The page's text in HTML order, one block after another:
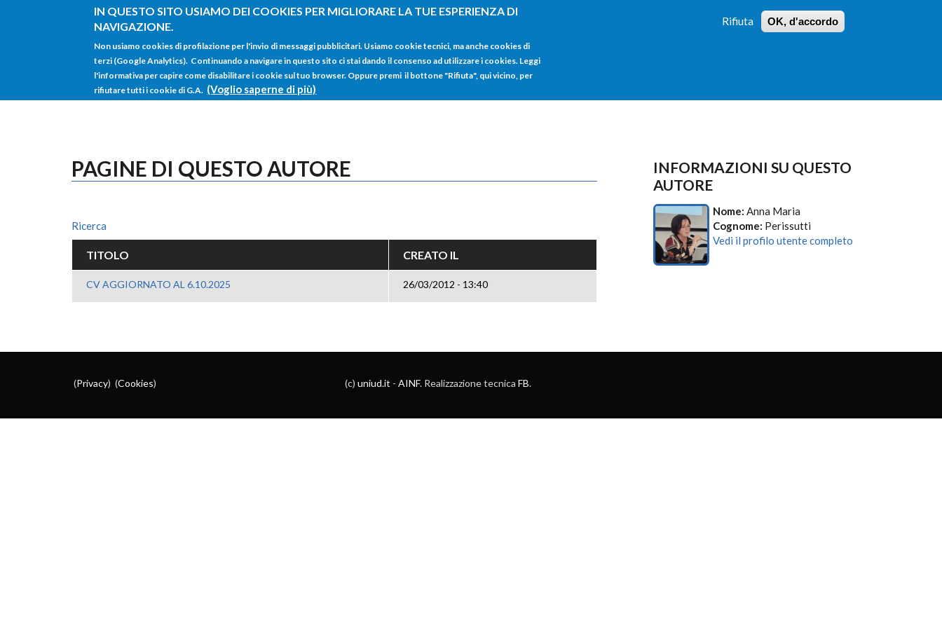
IN QUESTO SITO USIAMO DEI COOKIES PER MIGLIORARE LA TUE ESPERIENZA DI
NAVIGAZIONE.
Non usiamo cookies di profilazione per l'invio di messaggi pubblicitari. Usiamo cookie tecnici, ma anche cookies di
terzi (Google Analytics). Continuando a navigare in questo sito ci stai dando il consenso ad utilizzare i cookies. Leggi
l'informativa per capire come disabilitare i cookie sul tuo browser. Oppure premi il bottone "Rifiuta", qui vicino, per
rifiutare tutti i cookie di G.A. (Voglio saperne di più)
Rifiuta OK, d'accordo
Salta al contenuto principale
RICERCA
HOME
PAGINE DI QUESTO AUTORE
Ricerca
TITOLO CREATO IL
CV AGGIORNATO AL 6.10.2025 26/03/2012 - 13:40
INFORMAZIONI SU QUESTO
AUTORE
Nome: Anna Maria
Cognome: Perissutti
Vedi il profilo utente completo
(Privacy) (Cookies) (c) uniud.it - AINF. Realizzazione tecnica FB.